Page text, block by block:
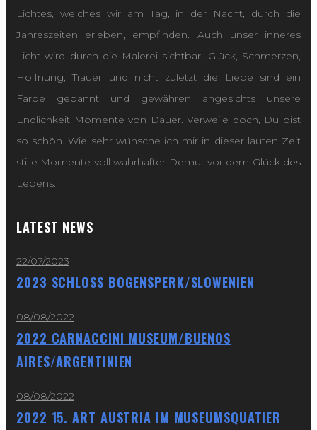
Lichtes, welches wir am Tag, in der Nacht, durch die
Jahreszeiten erleben, empfinden. Auch unser inneres
Licht wird durch die Malerei sichtbar, Glück, Schmerzen,
Hoffnung, Trauer und nicht zuletzt die Liebe sind ein
Farbe gebannt und gewähren angesichts unsere
Endlichkeit Momente von Dauer. Verweile doch, Du bist
so schön. Wie sehr wünsche ich mir in dieser lauten Zeit
stille Momente voll wahrhafter Demut vor dem Glück des
Lebens.
LATEST NEWS
22/07/2023
2023 SCHLOSS BOGENSPERK/SLOWENIEN
08/08/2022
2022 CARNACCINI MUSEUM/BUENOS
AIRES/ARGENTINIEN
08/08/2022
2022 15. ART AUSTRIA IM MUSEUMSQUATIER